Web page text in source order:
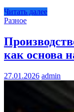
Читать далее
Разное
как основа
27.01.2026 admin